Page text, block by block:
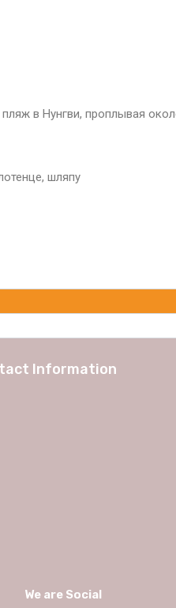
в Нунгви, проплывая
шляпу
Information
We are Social